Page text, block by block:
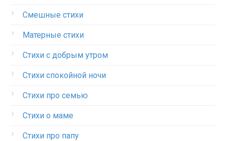
Смешные стихи
Матерные стихи
Стихи с добрым утром
Стихи спокойной ночи
Стихи про семью
Стихи о маме
Стихи про папу